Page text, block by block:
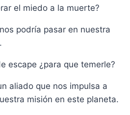
el miedo a la muerte?
podría pasar en nuestra
escape ¿para que temerle?
aliado que nos impulsa a
misión en este planeta.